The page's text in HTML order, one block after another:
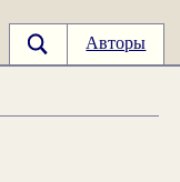
Авторы